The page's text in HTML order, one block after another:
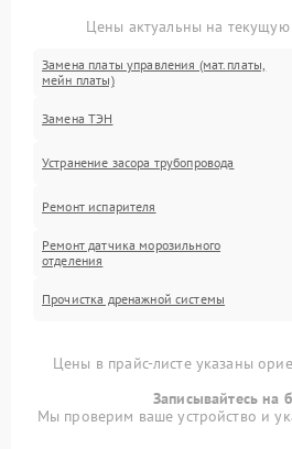
Цены актуальны на
Замена платы управления (мат.платы,
мейн платы)
Замена ТЭН
Устранение засора трубопровода
Ремонт испарителя
Ремонт датчика морозильного
отделения
Прочистка дренажной системы
Цены в прайс-листе указаны
Записывайтесь на
Мы проверим ваше устройство и